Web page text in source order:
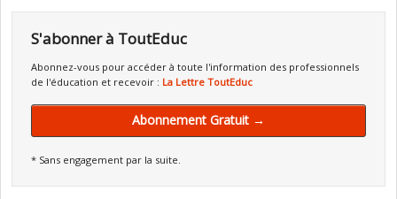
S'abonner à ToutEduc
Abonnez-vous pour accéder à toute l'information des professionnels
de l'éducation et recevoir : La Lettre ToutEduc
Abonnement Gratuit →
* Sans engagement par la suite.